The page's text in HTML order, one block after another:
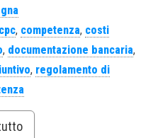
, competenza, costi
, documentazione bancaria,
, regolamento di